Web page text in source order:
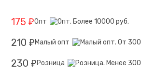
175 ₽Опт
210 ₽ Малый опт
230 ₽ Розница